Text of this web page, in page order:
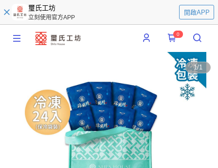
璽氏工坊
立刻使用官方APP
開啟APP
0
1/1